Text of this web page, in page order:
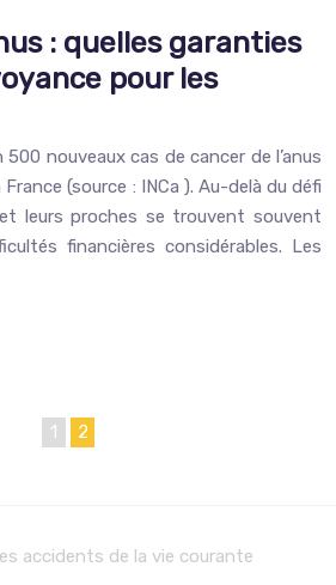
: quelles garanties
pour les
nouveaux cas de cancer de l’anus
(source : INCa ). Au-delà du défi
leurs proches se trouvent souvent
financières considérables. Les
1 2
accidents de la vie courante